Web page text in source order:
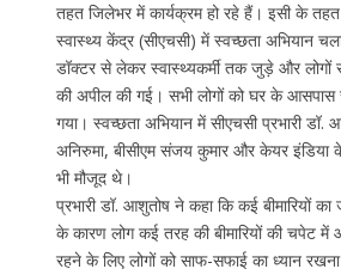
तहत जिलेभर में कार्यक्रम हो रहे हैं। इसी के
स्वास्थ्य केंद्र (सीएचसी) में स्वच्छता अभियान
डॉक्टर से लेकर स्वास्थ्यकर्मी तक जुड़े और लोगों
की अपील की गई। सभी लोगों को घर के
गया। स्वच्छता अभियान में सीएचसी प्रभारी डॉ.
अनिरुमा, बीसीएम संजय कुमार और केयर इंडिया
भी मौजूद थे।
प्रभारी डॉ. आशुतोष ने कहा कि कई बीमारियों
के कारण लोग कई तरह की बीमारियों की चपेट
रहने के लिए लोगों को साफ-सफाई का ध्यान